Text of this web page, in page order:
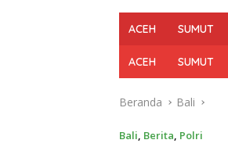
ACEH SUMUT
ACEH SUMUT
Beranda Bali
Bali, Berita, Polri